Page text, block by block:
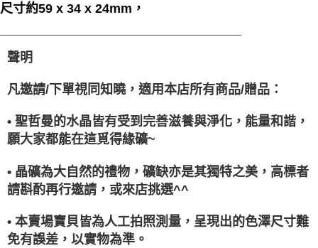
尺寸約59 x 34 x 24mm，
聲明
凡邀請/下單視同知曉，適用本店所有商品/贈品：
• 聖哲曼的水晶皆有受到完善滋養與淨化，能量和諧，
願大家都能在這覓得緣礦~
• 晶礦為大自然的禮物，礦缺亦是其獨特之美，高標者
請斟酌再行邀請，或來店挑選^^
• 本賣場寶貝皆為人工拍照測量，呈現出的色澤尺寸難
免有誤差，以實物為準。